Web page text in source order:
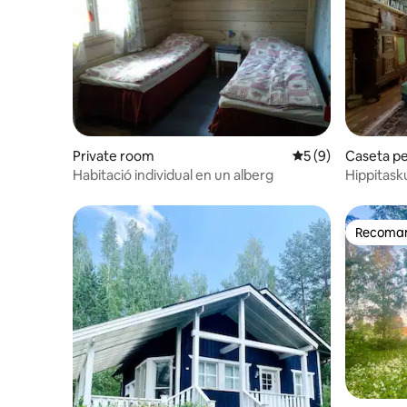
Private room 5 de puntuació
5 (9)
Habitació individual en un alberg
Caseta